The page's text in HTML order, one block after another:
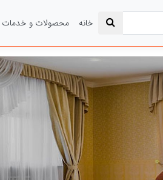
خانه محصولات و خدمات